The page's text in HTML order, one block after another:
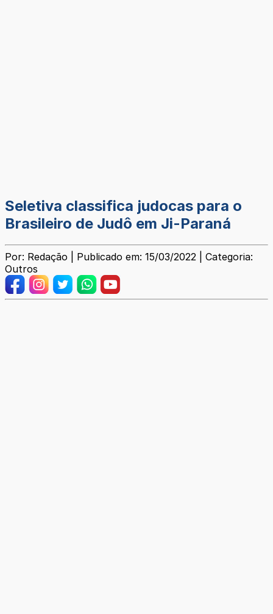
Seletiva classifica judocas para o
Brasileiro de Judô em Ji-Paraná
Por: Redação | Publicado em: 15/03/2022 | Categoria:
Outros